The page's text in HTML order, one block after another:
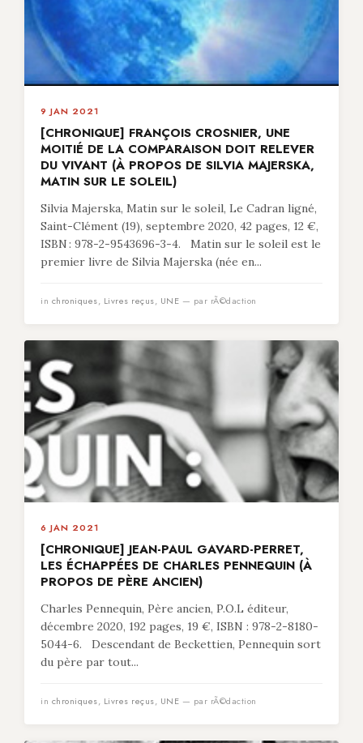
9 JAN 2021
[CHRONIQUE] FRANÇOIS CROSNIER, UNE
MOITIÉ DE LA COMPARAISON DOIT RELEVER
DU VIVANT (À PROPOS DE SILVIA MAJERSKA,
MATIN SUR LE SOLEIL)
Silvia Majerska, Matin sur le soleil, Le Cadran ligné,
Saint-Clément (19), septembre 2020, 42 pages, 12 €,
ISBN : 978-2-9543696-3-4. Matin sur le soleil est le
premier livre de Silvia Majerska (née en...
in chroniques, Livres reçus, UNE — par rÃ©daction
6 JAN 2021
[CHRONIQUE] JEAN-PAUL GAVARD-PERRET,
LES ÉCHAPPÉES DE CHARLES PENNEQUIN (À
PROPOS DE PÈRE ANCIEN)
Charles Pennequin, Père ancien, P.O.L éditeur,
décembre 2020, 192 pages, 19 €, ISBN : 978-2-8180-
5044-6. Descendant de Beckettien, Pennequin sort
du père par tout...
in chroniques, Livres reçus, UNE — par rÃ©daction